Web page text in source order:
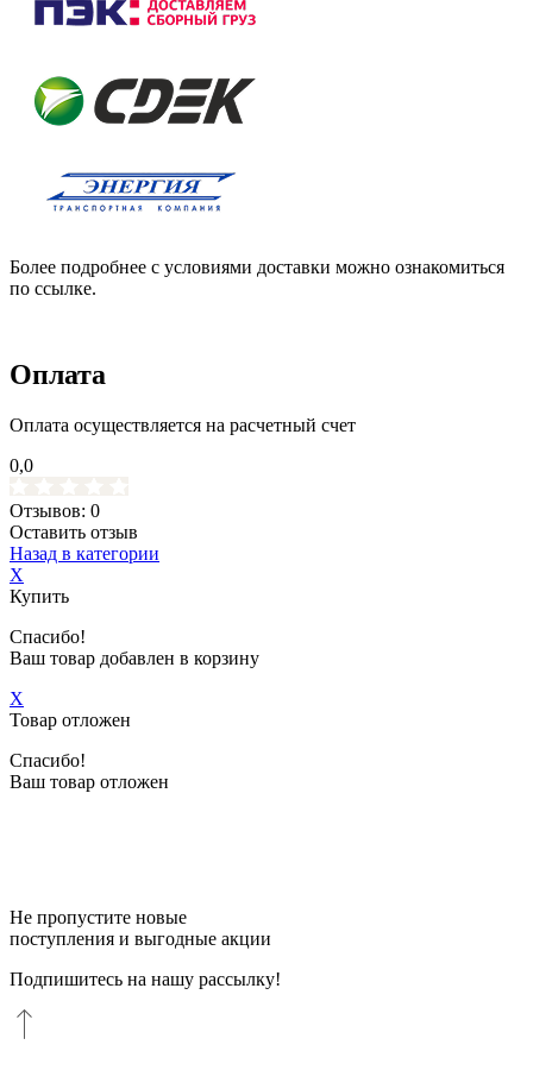
Более подробнее с условиями доставки можно ознакомиться
по ссылке.
Оплата
Оплата осуществляется на расчетный счет
0,0
Отзывов: 0
Оставить отзыв
Назад в категории
X
Купить
Спасибо!
Ваш товар добавлен в корзину
X
Товар отложен
Спасибо!
Ваш товар отложен
Не пропустите новые
поступления и выгодные акции
Подпишитесь на нашу рассылку!